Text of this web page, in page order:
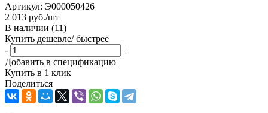
Артикул: Э000050426
2 013 руб./шт
В наличии (11)
Купить дешевле/ быстрее
-
+
Добавить в спецификацию
Купить в 1 клик
Поделиться